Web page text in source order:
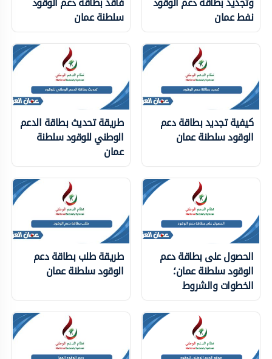
نفط عمان سلطنة عمان
كيفية تجديد بطاقة دعم
الوقود سلطنة عمان
طريقة تحديث بطاقة الدعم
الوطني للوقود سلطنة
عمان
الحصول على بطاقة دعم
الوقود سلطنة عمان؛
الخطوات والشروط
طريقة طلب بطاقة دعم
الوقود سلطنة عمان